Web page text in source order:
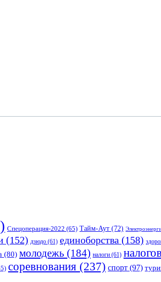
Спецоперация-2022 (65) Тайм-Аут (72)
(152) дзюдо (61) единоборства (158)
(80) молодежь (184) налоги (61)
соревнования (237) спорт (97)